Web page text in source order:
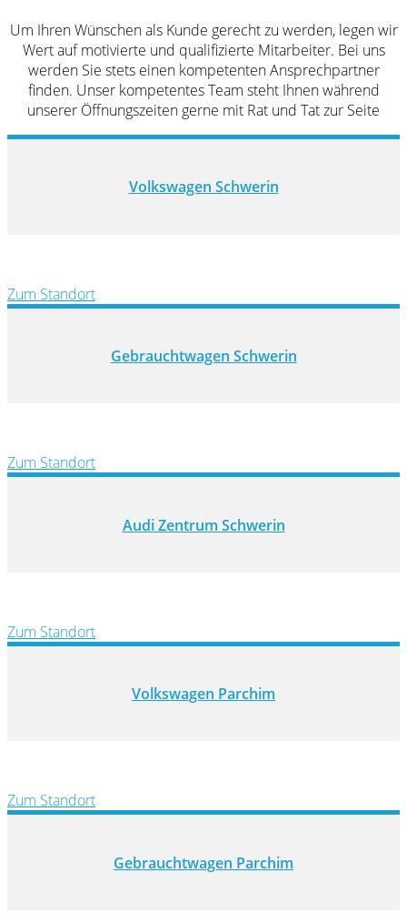
Um Ihren Wünschen als Kunde gerecht zu werden, legen wir
Wert auf motivierte und qualifizierte Mitarbeiter. Bei uns
werden Sie stets einen kompetenten Ansprechpartner
finden. Unser kompetentes Team steht Ihnen während
unserer Öffnungszeiten gerne mit Rat und Tat zur Seite
Volkswagen Schwerin
Zum Standort
Gebrauchtwagen Schwerin
Zum Standort
Audi Zentrum Schwerin
Zum Standort
Volkswagen Parchim
Zum Standort
Gebrauchtwagen Parchim